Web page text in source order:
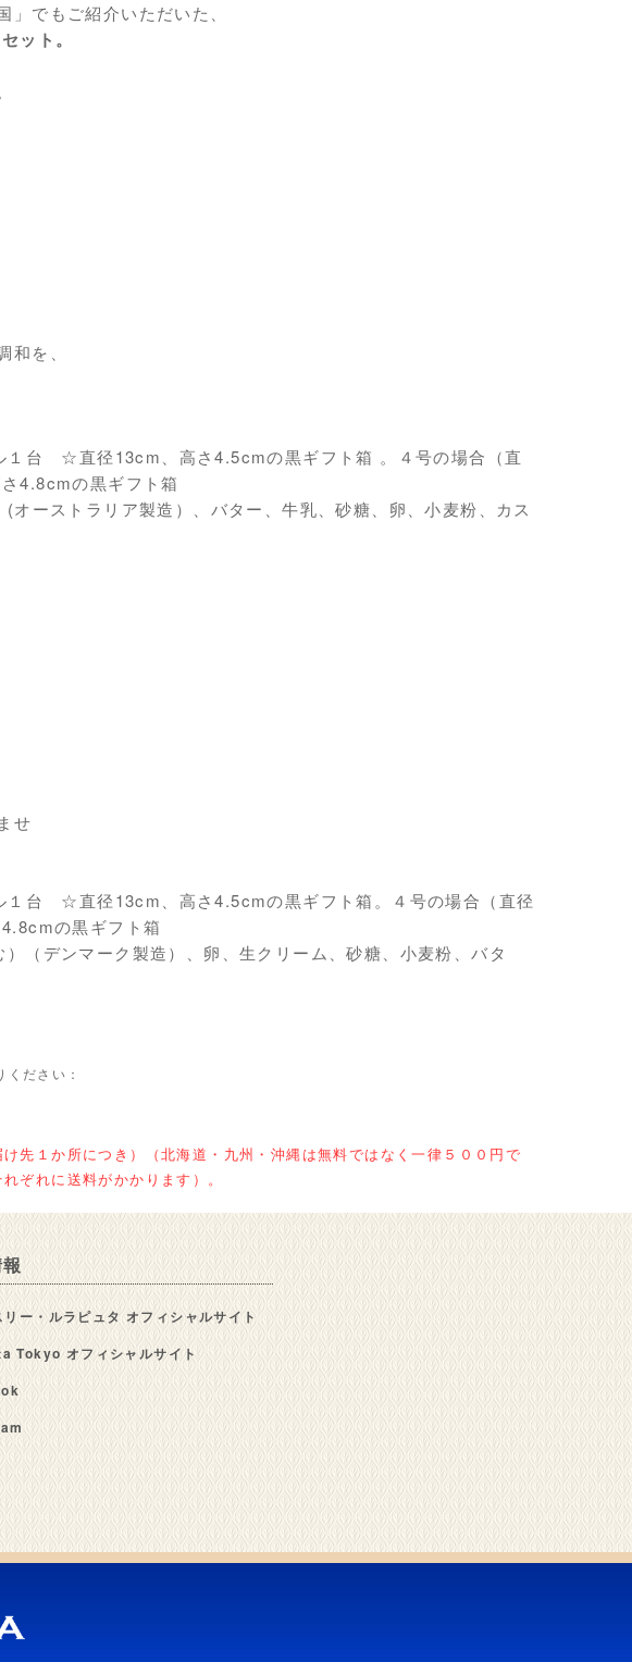
でもご紹介いただいた、
ット。
を、
１台 ☆直径13cm、高さ4.5cmの黒ギフト箱 。４号の場合（直
4.8cmの黒ギフト箱
ーストラリア製造）、バター、牛乳、砂糖、卵、小麦粉、カス
せ
１台 ☆直径13cm、高さ4.5cmの黒ギフト箱。４号の場合（直径
の黒ギフト箱
（デンマーク製造）、卵、生クリーム、砂糖、小麦粉、バタ
ださい：
先１か所につき）（北海道・九州・沖縄は無料ではなく一律５００円で
ぞれに送料がかかります）。
リー・ルラピュタ オフィシャルサイト
Tokyo オフィシャルサイト